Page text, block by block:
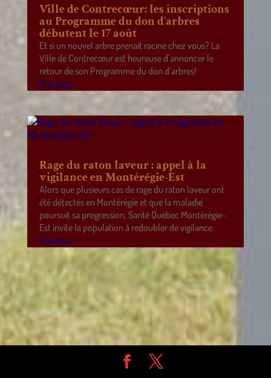
Ville de Contrecœur: les inscriptions
au Programme du don d’arbres
débutent le 17 août
Et si un nouvel arbre prenait racine chez vous? La
Ville de Contrecœur est heureuse d’annoncer le
retour de son Programme du don d’arbres!
lire plus
Rage du raton laveur : appel à la
vigilance en Montérégie-Est
Alors que plusieurs cas de rage du raton laveur ont
été détectés en Montérégie et que la maladie
poursuit sa progression, Santé Québec Montérégie-
Est invite la population à redoubler de vigilance.
lire plus